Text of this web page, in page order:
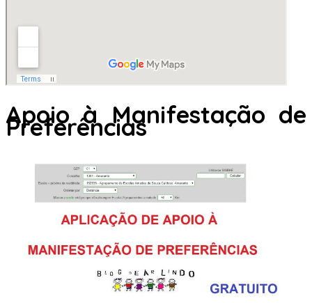
Apoio à Manifestação de
Preferências